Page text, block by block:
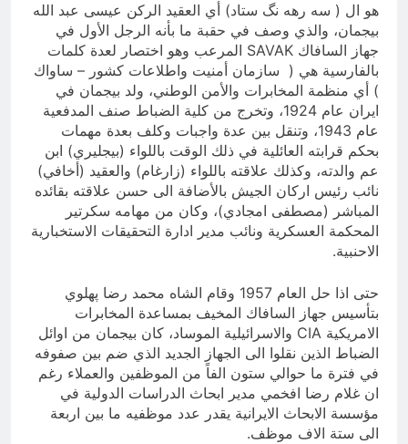
هو ال ( سه رهه نگ ستاد) أي العقيد الركن عيسى عبد الله
بيجمان، والذي وصف في حقبة ما بأنه الرجل الأول في
جهاز السافاك SAVAK المرعب وهو اختصار لعدة كلمات
بالفارسية هي ( سازمان أمنيت واطلاعات كشور – ساواك
) أي منظمة المخابرات والأمن الوطني، ولد بيجمان في
ايران عام 1924، وتخرج من كلية الضباط صنف المدفعية
عام 1943، وتنقل بين عدة واجبات وكلف بعدة مهمات
بحكم قرابته العائلية في ذلك الوقت باللواء (بيجليري) ابن
عم والدته، وكذلك علاقته باللواء (زارغام) والعقيد (أخافي)
نائب رئيس اركان الجيش بالأضافة الى حسن علاقته بقائده
المباشر (مصطفى امجادي)، وكان من مهامه سكرتير
المحكمة العسكرية ونائب مدير ادارة التحقيقات الاستخبارية
الاحنبية.
حتى اذا حل العام 1957 وقام الشاه محمد رضا پهلوي
بتأسيس جهاز السافاك المخيف بمساعدة المخابرات
الامريكية CIA والاسرائيلية الموساد، كان بيجمان من اوائل
الضباط الذين نقلوا الى الجهاز الجديد الذي ضم بين صفوفه
في فترة ما حوالي ستون الفاً من الموظفين والعملاء رغم
ان غلام رضا افخمي مدير ابحاث الدراسات الدولية في
مؤسسة الابحاث الايرانية يقدر عدد موظفيه ما بين اربعة
الى ستة الاف موظف.